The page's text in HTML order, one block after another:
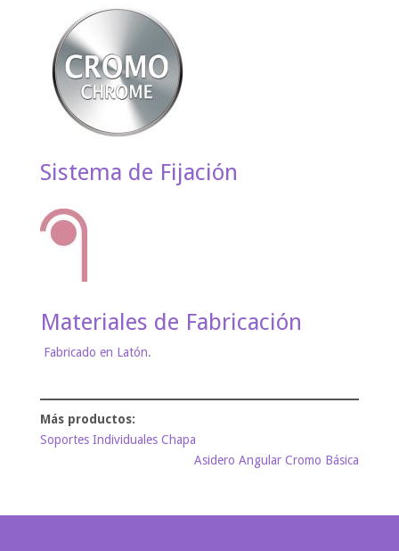
Sistema de Fijación
Materiales de Fabricación
Fabricado en Latón.
Soportes Individuales Chapa
Asidero Angular Cromo Básica